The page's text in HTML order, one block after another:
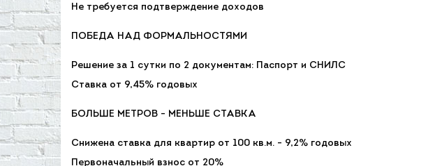
Не требуется подтверждение доходов
ПОБЕДА НАД ФОРМАЛЬНОСТЯМИ
Решение за 1 сутки по 2 документам: Паспорт и СНИЛС
Ставка от 9,45% годовых
БОЛЬШЕ МЕТРОВ - МЕНЬШЕ СТАВКА
Снижена ставка для квартир от 100 кв.м. - 9,2% годовых
Первоначальный взнос от 20%